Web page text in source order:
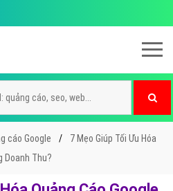
cáo Google
7 Mẹo Giúp Tối Ưu Hóa
Doanh Thu?